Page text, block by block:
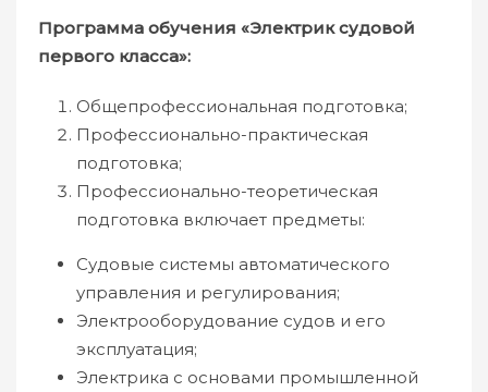
Программа обучения «Электрик судовой
первого класса»:
Общепрофессиональная подготовка;
Профессионально-практическая
подготовка;
Профессионально-теоретическая
подготовка включает предметы:
Судовые системы автоматического
управления и регулирования;
Электрооборудование судов и его
эксплуатация;
Электрика с основами промышленной